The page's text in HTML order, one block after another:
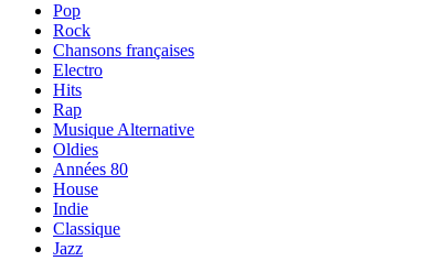
Pop
Rock
Chansons françaises
Electro
Hits
Rap
Musique Alternative
Oldies
Années 80
House
Indie
Classique
Jazz